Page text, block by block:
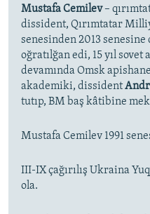
Mustafa Cemilev–
dissident, Qırımtatar
senesinden 2013
oğratılğan edi, 15 yıl
devamında Omsk
akademiki, dissident
tutıp, BM baş kâtibine
Mustafa Cemilev 1991
III-IX çağırılış Ukraina
ola.